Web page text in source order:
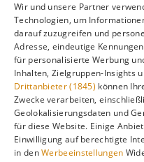
Alle Infos zur
Gefällt dir diese
Auf
Wir und unsere Partner
Technologien, um
darauf zuzugreifen und
Adresse, eindeutige
für personalisierte Werbung
Inhalten, Zielgruppen-Insights
Drittanbieter (1845) können
Zwecke verarbeiten,
Geolokalisierungsdaten und
für diese Website. Einige
Einwilligung auf berechtigte
in denWerbeeinstellungen